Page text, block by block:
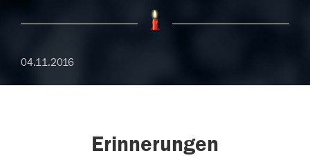
04.11.2016
Erinnerungen